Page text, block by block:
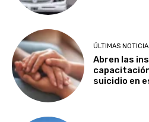
ÚLTIMAS
Abren las
suicidio en